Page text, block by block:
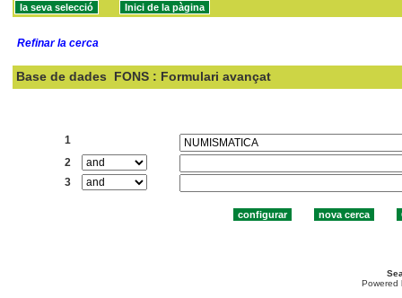
Refinar la cerca
Base de dades FONS : Formulari avançat
1
2
3